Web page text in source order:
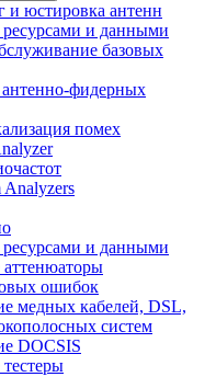
и юстировка антенн
и данными
базовых
фидерных
помех
Analyzers
и данными
ошибок
медных кабелей, DSL,
систем
DOCSIS